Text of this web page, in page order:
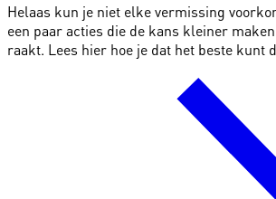
Helaas kun je niet elke vermissing
een paar acties die de kans kleiner
raakt. Lees hier hoe je dat het beste kunt